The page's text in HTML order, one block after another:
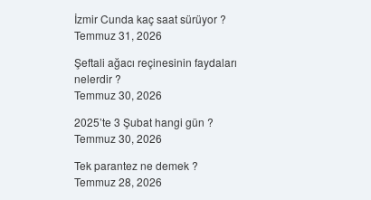
İzmir Cunda kaç saat sürüyor ?
Temmuz 31, 2026
Şeftali ağacı reçinesinin faydaları
nelerdir ?
Temmuz 30, 2026
2025’te 3 Şubat hangi gün ?
Temmuz 30, 2026
Tek parantez ne demek ?
Temmuz 28, 2026